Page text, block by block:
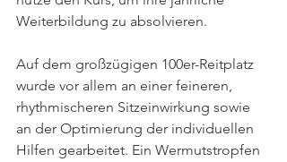
Weiterbildung zu absolvieren.
Auf dem großzügigen 100er-Reitplatz
wurde vor allem an einer feineren,
rhythmischeren Sitzeinwirkung sowie
an der Optimierung der individuellen
Hilfen gearbeitet. Ein Wermutstropfen